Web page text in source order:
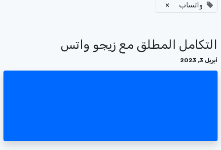
واتساب ×
التكامل المطلق مع زيجو واتس
أبريل 3, 2023